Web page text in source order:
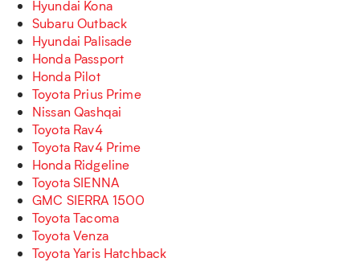
Hyundai Kona
Subaru Outback
Hyundai Palisade
Honda Passport
Honda Pilot
Toyota Prius Prime
Nissan Qashqai
Toyota Rav4
Toyota Rav4 Prime
Honda Ridgeline
Toyota SIENNA
GMC SIERRA 1500
Toyota Tacoma
Toyota Venza
Toyota Yaris Hatchback